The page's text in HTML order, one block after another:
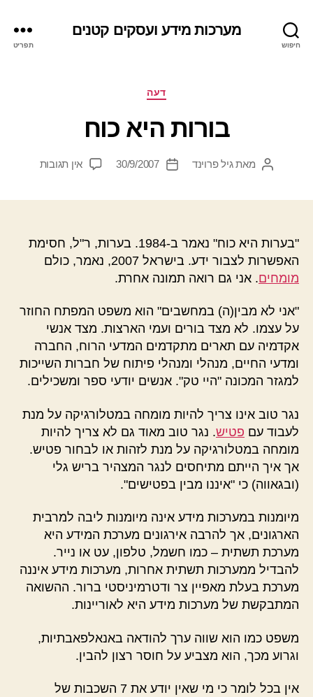
חיפוש
מערכות מידע ועסקים קטנים
תפריט
קטגוריותדעה
בורות היא כוח
המחבר
מאתגיל פרוינד
תאריך30/9/2007 אין תגובותעל
"בערות היא כוח" נאמר ב-1984. בערות, ר"ל, חסימת
האפשרות לצבור ידע. בישראל 2007, נאמר, כולם
מומחים. אני גם רואה תמונה אחרת.
"אני לא מבין(ה) במחשבים" הוא משפט המפתח החוזר
על עצמו. לא מצד בורים ועמי הארצות. מצד אנשי
אקדמיה עם תארים מתקדמים המדעי הרוח, החברה
ומדעי החיים, מנהלי ומנהלי פיתוח של חברות השייכות
למגזר המכונה "היי טק". אנשים יודעי ספר ומשכילים.
נגר טוב אינו צריך להיות מומחה במטלורגיקה על מנת
לעבוד עם פטיש. נגר טוב מאוד גם לא צריך להיות
מומחה במטלורגיקה על מנת לזהות או לבחור פטיש.
אך איך הייתם מתיחסים לנגר המצהיר בריש גלי
(ובגאווה) כי "איננו מבין בפטישים".
מיומנות במערכות מידע אינה מיומנות ליבה למרבית
הארגונים, אך להרבה אירגונים מערכת המידע היא
מערכת תשתית – כמו חשמל, טלפון, עט או נייר.
להבדיל ממערכות תשתית אחרות, מערכות מידע איננה
מערכת בעלת מאפיין צר ודטרמיניסטי ברור. ההשואה
המתבקשת של מערכות מידע היא לאוריינות.
משפט כמו הוא שווה ערך להודאה באנאלפאבתיות,
וגרוע מכך, הוא מצביע על חוסר רצון להבין.
אין בכל לומר כי מי שאין יודע את 7 השכבות של